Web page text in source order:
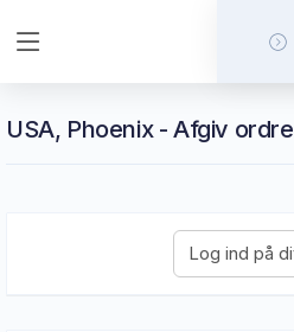
USA, Phoenix - Afgiv ordre